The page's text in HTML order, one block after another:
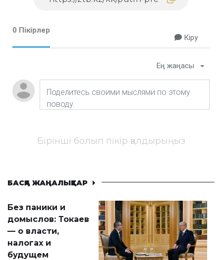
0 Пікірлер
Кіру
Ең жаңасы
Бірінші болып пікір қалдырыңыз
БАСҚА ЖАҢАЛЫҚТАР
Без паники и
домыслов: Токаев
— о власти,
налогах и
будущем